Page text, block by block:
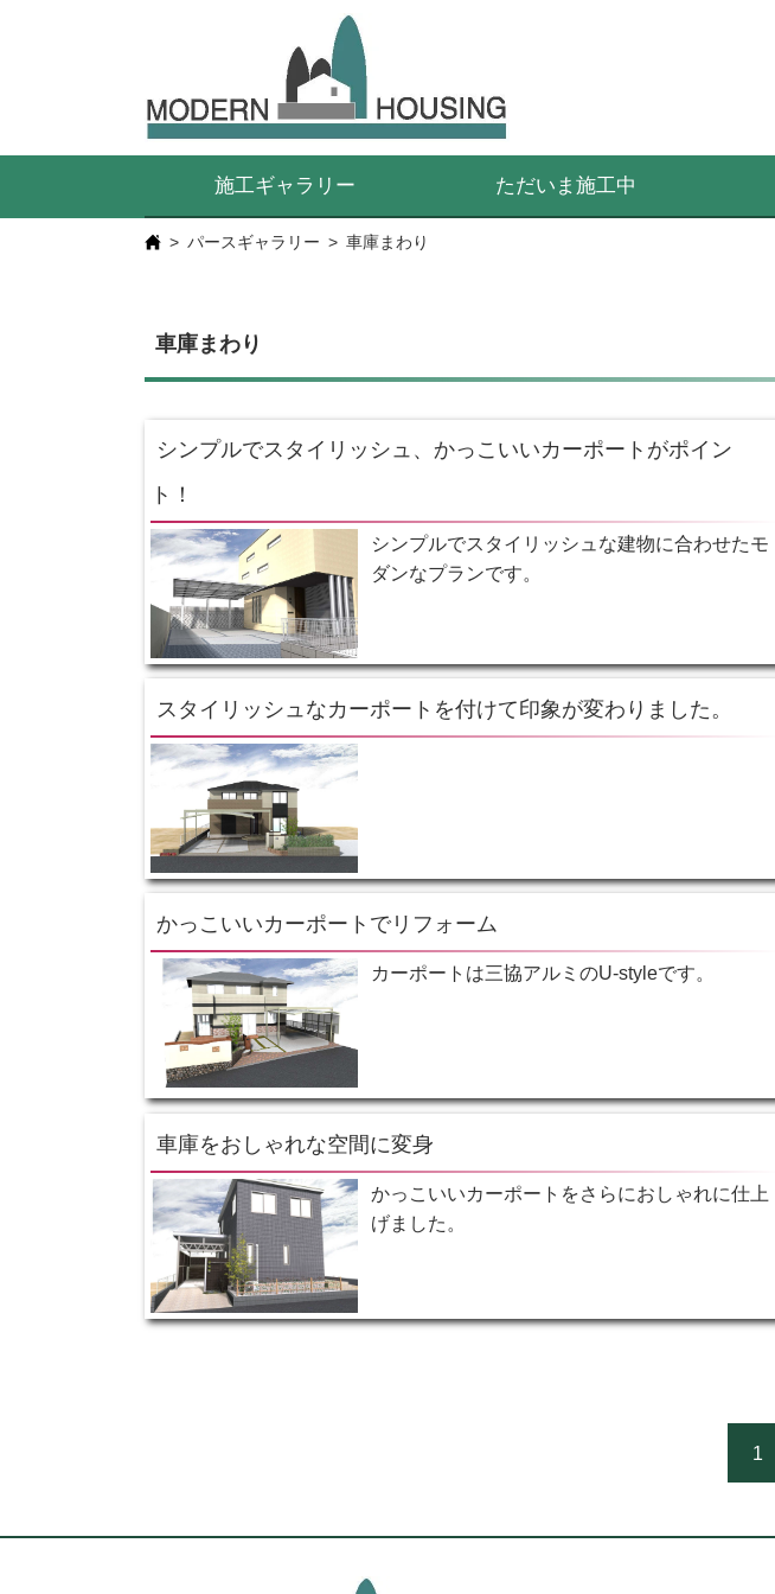
施工ギャラリー ただいま施工中
パースギャラリー 車庫まわり
車庫まわり
シンプルでスタイリッシュ、かっこいいカーポートがポイン
ト！
シンプルでスタイリッシュな建物に合わせたモ
ダンなプランです。
スタイリッシュなカーポートを付けて印象が変わりました。
かっこいいカーポートでリフォーム
カーポートは三協アルミのU-styleです。
車庫をおしゃれな空間に変身
かっこいいカーポートをさらにおしゃれに仕上
げました。
1